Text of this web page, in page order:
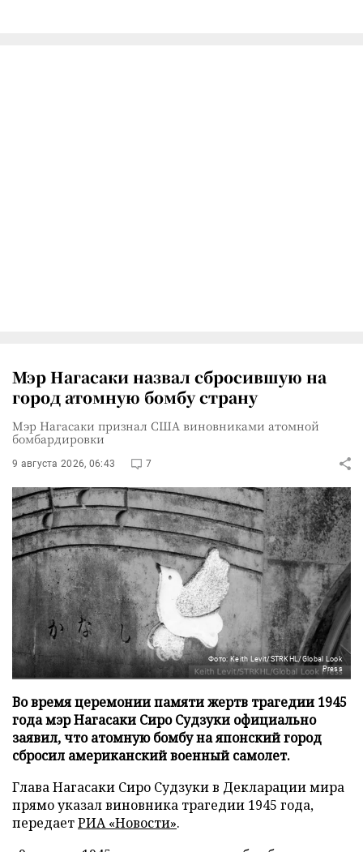
Мэр Нагасаки назвал сбросившую на
город атомную бомбу страну
Мэр Нагасаки признал США виновниками атомной
бомбардировки
9 августа 2026, 06:43 7
Фото: Keith Levit/STRKHL/Global Look
Press
Во время церемонии памяти жертв трагедии 1945
года мэр Нагасаки Сиро Судзуки официально
заявил, что атомную бомбу на японский город
сбросил американский военный самолет.
Глава Нагасаки Сиро Судзуки в Декларации мира
прямо указал виновника трагедии 1945 года,
передаетРИА «Новости».